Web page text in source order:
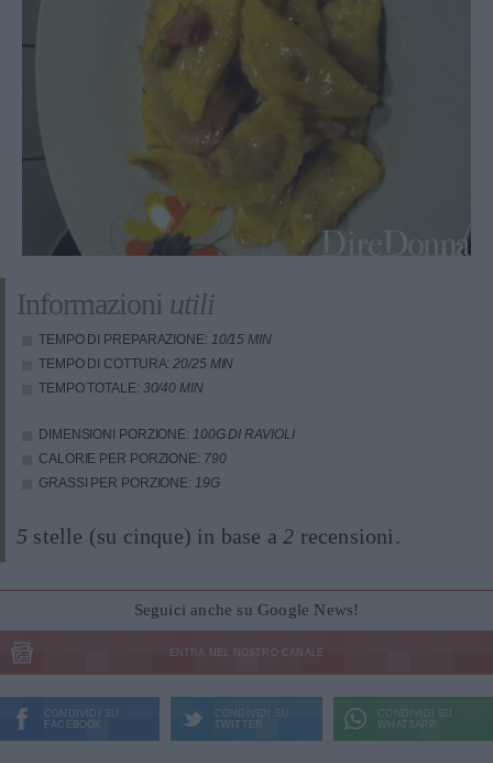
Informazioni utili
TEMPO DI PREPARAZIONE: 10/15 MIN
TEMPO DI COTTURA:20/25 MIN
TEMPO TOTALE: 30/40 MIN
DIMENSIONI PORZIONE: 100G DI RAVIOLI
CALORIE PER PORZIONE: 790
GRASSI PER PORZIONE: 19G
5 stelle (su cinque) in base a2 recensioni.
Seguici anche su Google News!
ENTRA NEL NOSTRO CANALE
CONDIVIDI SU
FACEBOOK
CONDIVIDI SU
TWITTER
CONDIVIDI SU
WHATSAPP